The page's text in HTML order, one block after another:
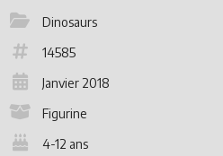
Dinosaurs
14585
Janvier 2018
Figurine
4-12 ans